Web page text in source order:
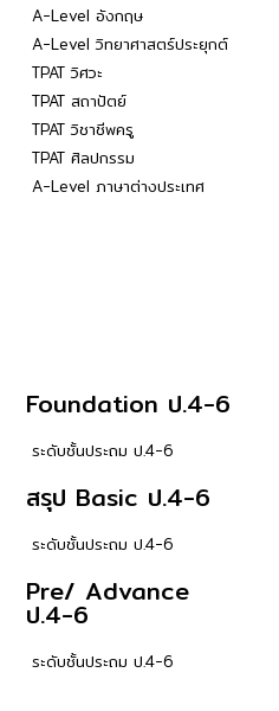
A-Level อังกฤษ
A-Level วิทยาศาสตร์ประยุกต์
TPAT วิศวะ
TPAT สถาปัตย์
TPAT วิชาชีพครู
TPAT ศิลปกรรม
A-Level ภาษาต่างประเทศ
Foundation ป.4-6
ระดับชั้นประถม ป.4-6
สรุป Basic ป.4-6
ระดับชั้นประถม ป.4-6
Pre/ Advance
ป.4-6
ระดับชั้นประถม ป.4-6